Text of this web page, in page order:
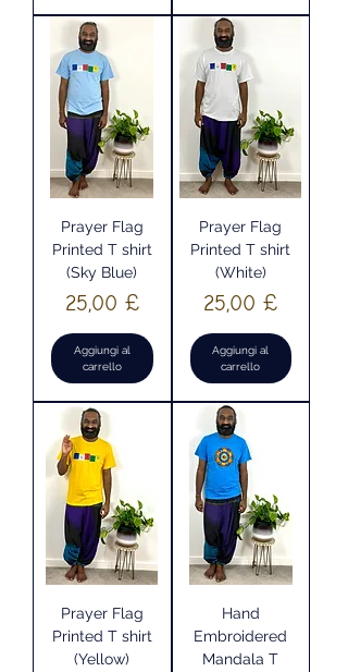
Prayer Flag
Printed T shirt
(Sky Blue)
Prezzo
25,00 £
Aggiungi al
carrello
Prayer Flag
Printed T shirt
(White)
Prezzo
25,00 £
Aggiungi al
carrello
Prayer Flag
Printed T shirt
(Yellow)
Hand
Embroidered
Mandala T